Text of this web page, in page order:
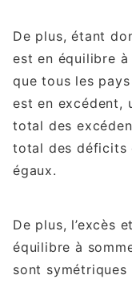
De plus, étant
est en équilibre
que tous les
est en excédent,
total des
total des déficits
égaux.
De plus, l’excès
équilibre à
sont symétriques